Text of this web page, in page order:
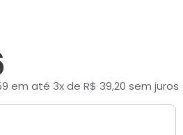
em até 3x de R$ 39,20 sem juros